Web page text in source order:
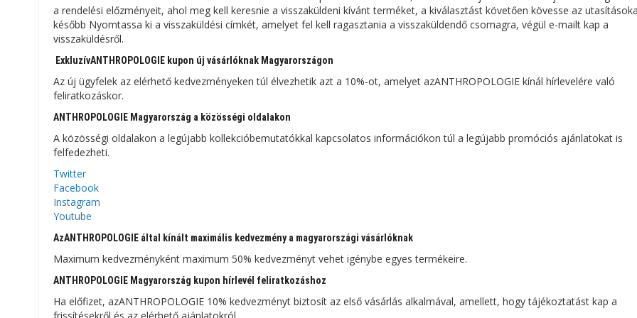
a rendelési előzményeit, ahol meg kell keresnie a visszaküldeni kívánt terméket, a kiválasztást követően kövesse az
később Nyomtassa ki a visszaküldési címkét, amelyet fel kell ragasztania a visszaküldendő csomagra, végül e-mailt kap a
visszaküldésről.
ExkluzívANTHROPOLOGIE kupon új vásárlóknak Magyarországon
Az új ügyfelek az elérhető kedvezményeken túl élvezhetik azt a 10%-ot, amelyet azANTHROPOLOGIE kínál hírlevelére való
feliratkozáskor.
ANTHROPOLOGIE Magyarország a közösségi oldalakon
A közösségi oldalakon a legújabb kollekcióbemutatókkal kapcsolatos információkon túl a legújabb promóciós ajánlatokat is
felfedezheti.
Twitter
Facebook
Instagram
Youtube
AzANTHROPOLOGIE által kínált maximális kedvezmény a magyarországi vásárlóknak
Maximum kedvezményként maximum 50% kedvezményt vehet igénybe egyes termékeire.
ANTHROPOLOGIE Magyarország kupon hírlevél feliratkozáshoz
Ha előfizet, azANTHROPOLOGIE 10% kedvezményt biztosít az első vásárlás alkalmával, amellett, hogy tájékoztatást kap a